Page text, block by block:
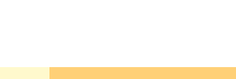
通訳・翻訳